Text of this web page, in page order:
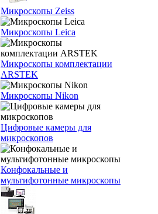
Микроскопы Zeiss
Микроскопы Leica
Микроскопы комплектации
ARSTEK
Микроскопы Nikon
Цифровые камеры для
микроскопов
Конфокальные и
мультифотонные микроскопы